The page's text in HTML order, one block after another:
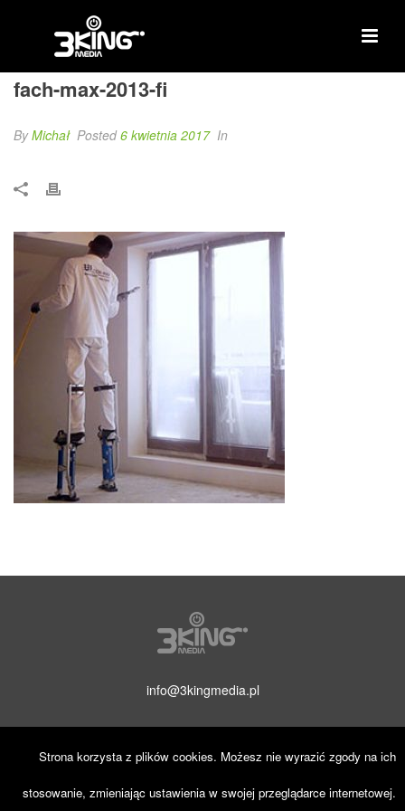
fach-max-2013-fi
ByMichał Posted6 kwietnia 2017 In
info@3kingmedia.pl
© 2019 3KINGmedia. Wszelkie prawa zastrzeżone.
Strona korzysta z plików cookies. Możesz nie wyrazić zgody na ich
stosowanie, zmieniając ustawienia w swojej przeglądarce internetowej.